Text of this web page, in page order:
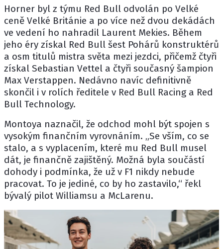
Horner byl z týmu Red Bull odvolán po Velké
ceně Velké Británie a po více než dvou dekádách
ve vedení ho nahradil Laurent Mekies. Během
jeho éry získal Red Bull šest Pohárů konstruktérů
a osm titulů mistra světa mezi jezdci, přičemž čtyři
získal Sebastian Vettel a čtyři současný šampion
Max Verstappen. Nedávno navíc definitivně
skončil i v rolích ředitele v Red Bull Racing a Red
Bull Technology.
Montoya naznačil, že odchod mohl být spojen s
vysokým finančním vyrovnáním. „Se vším, co se
stalo, a s vyplacením, které mu Red Bull musel
dát, je finančně zajištěný. Možná byla součástí
dohody i podmínka, že už v F1 nikdy nebude
pracovat. To je jediné, co by ho zastavilo,“ řekl
bývalý pilot Williamsu a McLarenu.